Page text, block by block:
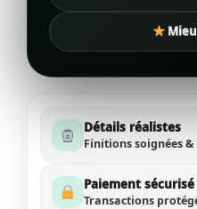
Détails réalistes
Finitions soignées
Paiement sécurisé
Transactions